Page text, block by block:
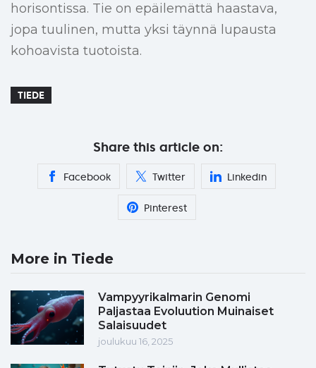
horisontissa. Tie on epäilemättä haastava,
jopa tuulinen, mutta yksi täynnä lupausta
kohoavista tuotoista.
TIEDE
Share this article on:
Facebook Twitter Linkedin
Pinterest
More in Tiede
Vampyyrikalmarin Genomi
Paljastaa Evoluution Muinaiset
Salaisuudet
joulukuu 16, 2025